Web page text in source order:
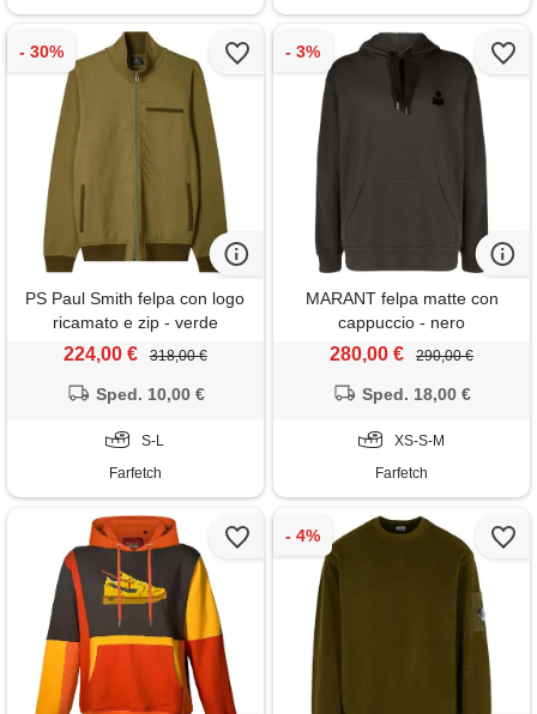
PS Paul Smith felpa con logo
ricamato e zip - verde
224,00 € 318,00 €
Sped. 10,00 €
S-L
Farfetch
MARANT felpa matte con
cappuccio - nero
280,00 € 290,00 €
Sped. 18,00 €
XS-S-M
Farfetch